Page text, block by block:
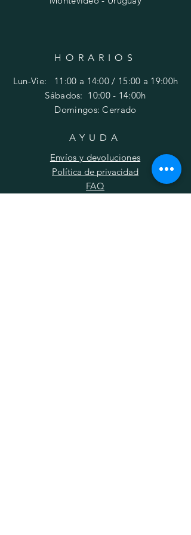
HORARIOS
Lun-Vie: 11:00 a 14:00 / 15:00 a 19:00h
​​Sábados: 10:00 - 14:00h
Domingos: Cerrado
AYUDA
Envíos y devoluciones
Política de privacidad
FAQ